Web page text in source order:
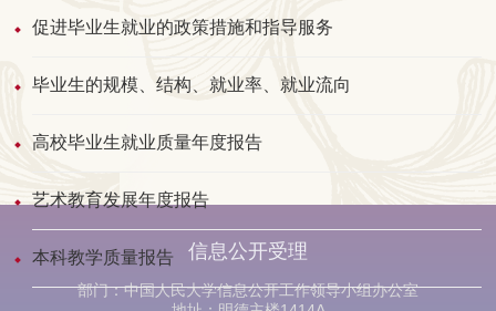
促进毕业生就业的政策措施和指导服务
毕业生的规模、结构、就业率、就业流向
高校毕业生就业质量年度报告
艺术教育发展年度报告
本科教学质量报告 信息公开受理
部门：中国人民大学信息公开工作领导小组办公室